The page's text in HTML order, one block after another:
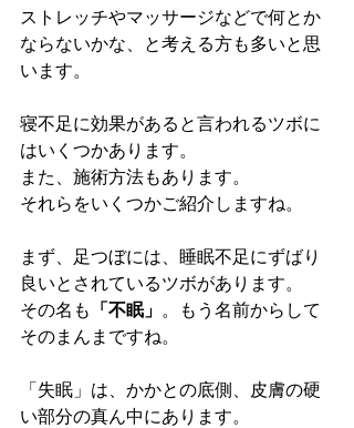
ストレッチやマッサージなどで何とか
ならないかな、と考える方も多いと思
います。
寝不足に効果があると言われるツボに
はいくつかあります。
また、施術方法もあります。
それらをいくつかご紹介しますね。
まず、足つぼには、睡眠不足にずばり
良いとされているツボがあります。
その名も 「不眠」 。もう名前からして
そのまんまですね。
「失眠」は、かかとの底側、皮膚の硬
い部分の真ん中にあります。